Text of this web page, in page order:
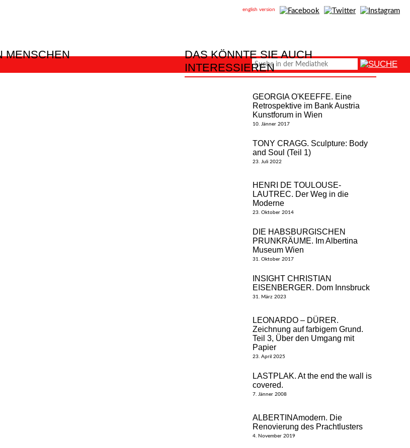
english version
MENSCHEN
DAS KÖNNTE SIE AUCH
INTERESSIEREN
GEORGIA O'KEEFFE. Eine
Retrospektive im Bank Austria
Kunstforum in Wien
10. Jänner 2017
TONY CRAGG. Sculpture: Body
and Soul (Teil 1)
23. Juli 2022
HENRI DE TOULOUSE-
LAUTREC. Der Weg in die
Moderne
23. Oktober 2014
DIE HABSBURGISCHEN
PRUNKRÄUME. Im Albertina
Museum Wien
31. Oktober 2017
INSIGHT CHRISTIAN
EISENBERGER. Dom Innsbruck
31. März 2023
LEONARDO – DÜRER.
Zeichnung auf farbigem Grund.
Teil 3, Über den Umgang mit
Papier
23. April 2025
LASTPLAK. At the end the wall is
covered.
7. Jänner 2008
ALBERTINAmodern. Die
Renovierung des Prachtlusters
4. November 2019